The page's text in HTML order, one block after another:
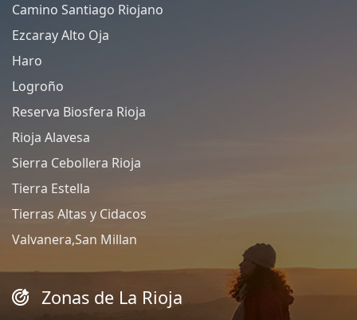
Camino Santiago Riojano
Ezcaray Alto Oja
Haro
Logroño
Reserva Biosfera Rioja
Rioja Alavesa
Sierra Cebollera Rioja
Tierra Estella
Tierras Altas y Cidacos
Valvanera,San Millan
Zonas de La Rioja